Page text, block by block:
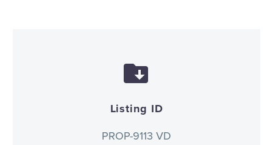


Listing ID
PROP-9113 VD